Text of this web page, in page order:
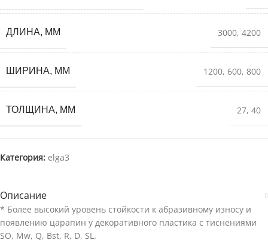
ДЛИНА, ММ 3000, 4200
ШИРИНА, ММ 1200, 600, 800
ТОЛЩИНА, ММ 27, 40
Категория: elga3
Описание
* Более высокий уровень стойкости к абразивному износу и
появлению царапин у декоративного пластика с тиснениями
SO, Mw, Q, Bst, R, D, SL.